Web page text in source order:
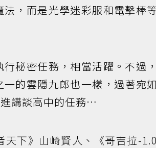
，而是光學迷彩服和電擊棒
秘密任務，相當活躍。不過
的雲隱九郎也一樣，過著宛
講談高中的任務…
下》山崎賢人、《哥吉拉-